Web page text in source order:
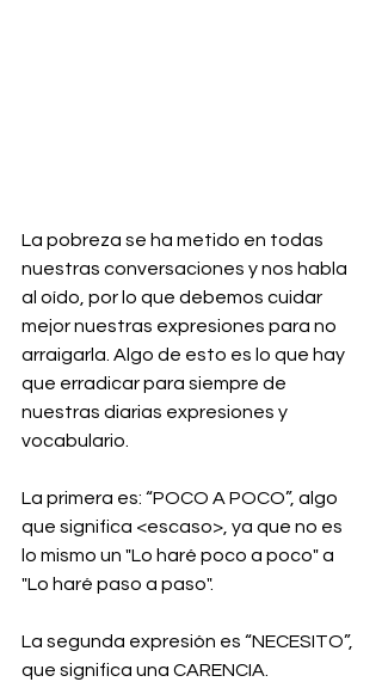
La pobreza se ha metido en todas
nuestras conversaciones y nos habla
al oído, por lo que debemos cuidar
mejor nuestras expresiones para no
arraigarla. Algo de esto es lo que hay
que erradicar para siempre de
nuestras diarias expresiones y
vocabulario.
La primera es: “POCO A POCO”, algo
que significa <escaso>, ya que no es
lo mismo un "Lo haré poco a poco" a
"Lo haré paso a paso".
La segunda expresión es “NECESITO”,
que significa una CARENCIA.